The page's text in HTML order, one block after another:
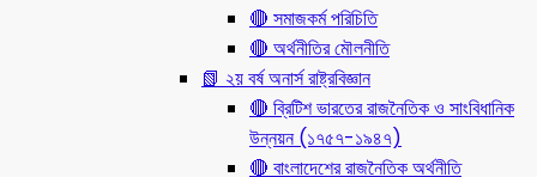
🔴 সমাজকর্ম পরিচিতি
🔴 অর্থনীতির মৌলনীতি
📗 ২য় বর্ষ অনার্স রাষ্ট্রবিজ্ঞান
🔴 ব্রিটিশ ভারতের রাজনৈতিক ও সাংবিধানিক
উন্নয়ন (১৭৫৭-১৯৪৭)
🔴 বাংলাদেশের রাজনৈতিক অর্থনীতি